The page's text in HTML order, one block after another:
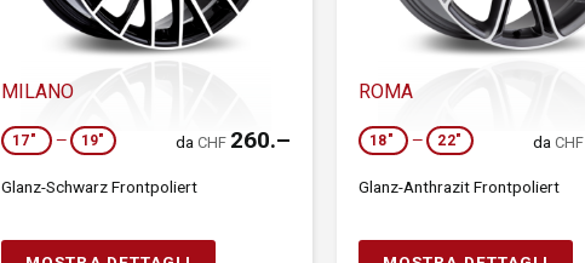
MILANO
17" — 19" daCHF 260.–
Glanz-Schwarz Frontpoliert
ROMA
18" — 22" daCHF
Glanz-Anthrazit Frontpoliert